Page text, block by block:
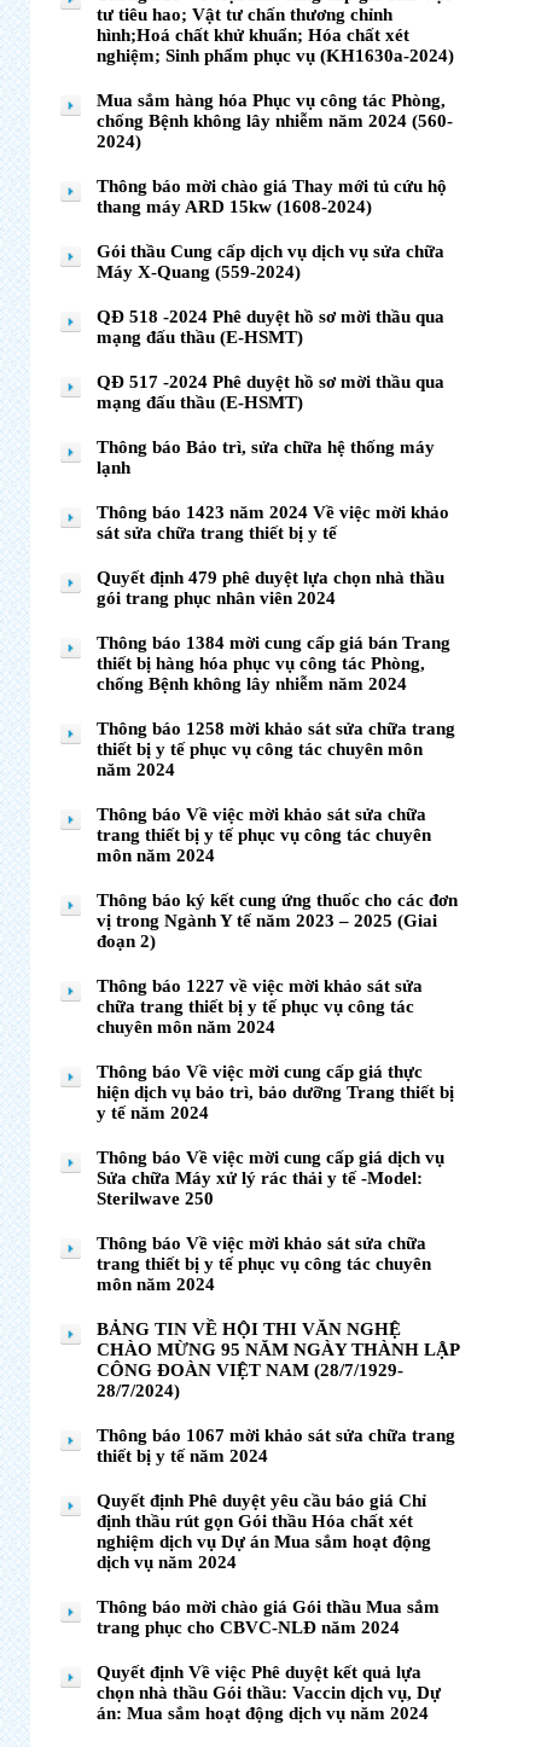
tư tiêu hao; Vật tư chấn thương chỉnh
hình;Hoá chất khử khuẩn; Hóa chất xét
nghiệm; Sinh phẩm phục vụ (KH1630a-2024)
Mua sắm hàng hóa Phục vụ công tác Phòng,
chống Bệnh không lây nhiễm năm 2024 (560-
2024)
Thông báo mời chào giá Thay mới tủ cứu hộ
thang máy ARD 15kw (1608-2024)
Gói thầu Cung cấp dịch vụ dịch vụ sửa chữa
Máy X-Quang (559-2024)
QĐ 518 -2024 Phê duyệt hồ sơ mời thầu qua
mạng đấu thầu (E-HSMT)
QĐ 517 -2024 Phê duyệt hồ sơ mời thầu qua
mạng đấu thầu (E-HSMT)
Thông báo Bảo trì, sửa chữa hệ thống máy
lạnh
Thông báo 1423 năm 2024 Về việc mời khảo
sát sửa chữa trang thiết bị y tế
Quyết định 479 phê duyệt lựa chọn nhà thầu
gói trang phục nhân viên 2024
Thông báo 1384 mời cung cấp giá bán Trang
thiết bị hàng hóa phục vụ công tác Phòng,
chống Bệnh không lây nhiễm năm 2024
Thông báo 1258 mời khảo sát sửa chữa trang
thiết bị y tế phục vụ công tác chuyên môn
năm 2024
Thông báo Về việc mời khảo sát sửa chữa
trang thiết bị y tế phục vụ công tác chuyên
môn năm 2024
Thông báo ký kết cung ứng thuốc cho các đơn
vị trong Ngành Y tế năm 2023 – 2025 (Giai
đoạn 2)
Thông báo 1227 về việc mời khảo sát sửa
chữa trang thiết bị y tế phục vụ công tác
chuyên môn năm 2024
Thông báo Về việc mời cung cấp giá thực
hiện dịch vụ bảo trì, bảo dưỡng Trang thiết bị
y tế năm 2024
Thông báo Về việc mời cung cấp giá dịch vụ
Sửa chữa Máy xử lý rác thải y tế -Model:
Sterilwave 250
Thông báo Về việc mời khảo sát sửa chữa
trang thiết bị y tế phục vụ công tác chuyên
môn năm 2024
BẢNG TIN VỀ HỘI THI VĂN NGHỆ
CHÀO MỪNG 95 NĂM NGÀY THÀNH LẬP
CÔNG ĐOÀN VIỆT NAM (28/7/1929-
28/7/2024)
Thông báo 1067 mời khảo sát sửa chữa trang
thiết bị y tế năm 2024
Quyết định Phê duyệt yêu cầu báo giá Chỉ
định thầu rút gọn Gói thầu Hóa chất xét
nghiệm dịch vụ Dự án Mua sắm hoạt động
dịch vụ năm 2024
Thông báo mời chào giá Gói thầu Mua sắm
trang phục cho CBVC-NLĐ năm 2024
Quyết định Về việc Phê duyệt kết quả lựa
chọn nhà thầu Gói thầu: Vaccin dịch vụ, Dự
án: Mua sắm hoạt động dịch vụ năm 2024